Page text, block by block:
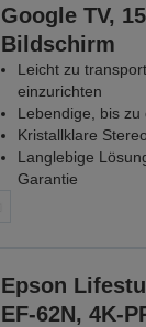
Google TV,
Bildschirm
Leicht zu
einzurichten
Lebendige, bis
Kristallklare
Langlebige
Garantie
Epson
EF-62N, 4K-